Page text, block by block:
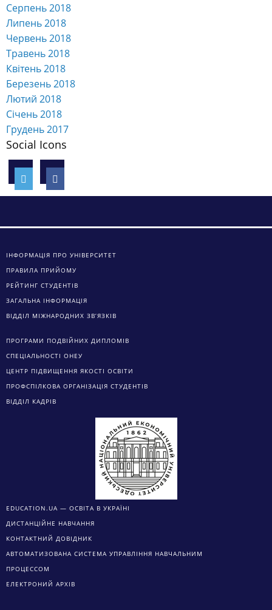
Серпень 2018
Липень 2018
Червень 2018
Травень 2018
Квітень 2018
Березень 2018
Лютий 2018
Січень 2018
Грудень 2017
Social Icons
ІНФОРМАЦІЯ ПРО УНІВЕРСИТЕТ
ПРАВИЛА ПРИЙОМУ
РЕЙТИНГ СТУДЕНТІВ
ЗАГАЛЬНА ІНФОРМАЦІЯ
ВІДДІЛ МІЖНАРОДНИХ ЗВ’ЯЗКІВ
ПРОГРАМИ ПОДВІЙНИХ ДИПЛОМІВ
СПЕЦІАЛЬНОСТІ ОНЕУ
ЦЕНТР ПІДВИЩЕННЯ ЯКОСТІ ОСВІТИ
ПРОФСПІЛКОВА ОРГАНІЗАЦІЯ СТУДЕНТІВ
ВІДДІЛ КАДРІВ
EDUCATION.UA — ОСВІТА В УКРАЇНІ
ДИСТАНЦІЙНЕ НАВЧАННЯ
КОНТАКТНИЙ ДОВІДНИК
АВТОМАТИЗОВАНА СИСТЕМА УПРАВЛІННЯ НАВЧАЛЬНИМ
ПРОЦЕССОМ
ЕЛЕКТРОНИЙ АРХІВ